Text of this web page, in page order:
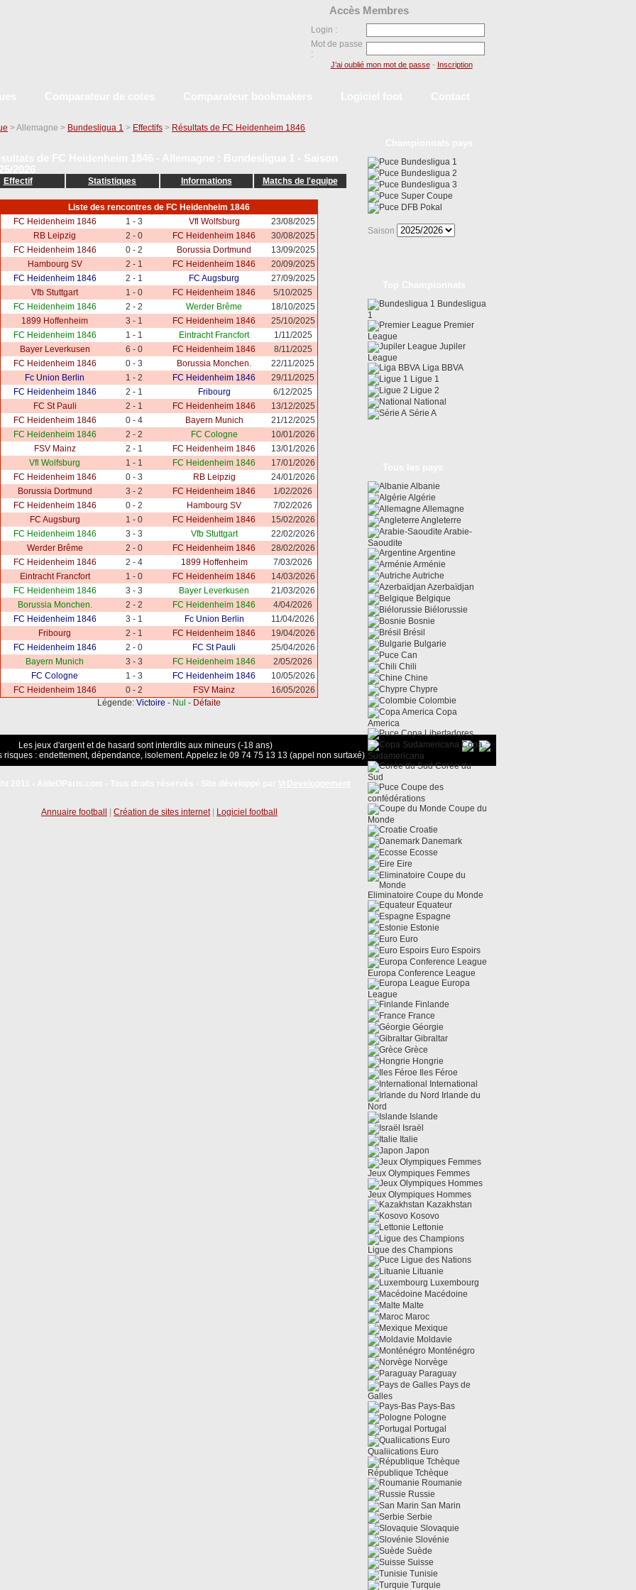
> Allemagne > Bundesligua 1 > Effectifs > Résultats de FC Heidenheim 1846
Effectif Statistiques Informations Matchs de l'equipe
Liste des rencontres de FC Heidenheim 1846
FC Heidenheim 1846
1 - 3 Vfl Wolfsburg
23/08/2025
RB Leipzig
2 - 0 FC Heidenheim 1846
30/08/2025
FC Heidenheim 1846
0 - 2 Borussia Dortmund
13/09/2025
Hambourg SV
2 - 1 FC Heidenheim 1846
20/09/2025
FC Heidenheim 1846
2 - 1 FC Augsburg
27/09/2025
Vfb Stuttgart
1 - 0 FC Heidenheim 1846
5/10/2025
FC Heidenheim 1846
2 - 2 Werder Brême
18/10/2025
1899 Hoffenheim
3 - 1 FC Heidenheim 1846
25/10/2025
FC Heidenheim 1846
1 - 1 Eintracht Francfort
1/11/2025
Bayer Leverkusen
6 - 0 FC Heidenheim 1846
8/11/2025
FC Heidenheim 1846
0 - 3 Borussia Monchen.
22/11/2025
Fc Union Berlin
1 - 2 FC Heidenheim 1846
29/11/2025
FC Heidenheim 1846
2 - 1 Fribourg
6/12/2025
FC St Pauli
2 - 1 FC Heidenheim 1846
13/12/2025
FC Heidenheim 1846
0 - 4 Bayern Munich
21/12/2025
FC Heidenheim 1846
2 - 2 FC Cologne
10/01/2026
FSV Mainz
2 - 1 FC Heidenheim 1846
13/01/2026
Vfl Wolfsburg
1 - 1 FC Heidenheim 1846
17/01/2026
FC Heidenheim 1846
0 - 3 RB Leipzig
24/01/2026
Borussia Dortmund
3 - 2 FC Heidenheim 1846
1/02/2026
FC Heidenheim 1846
0 - 2 Hambourg SV
7/02/2026
FC Augsburg
1 - 0 FC Heidenheim 1846
15/02/2026
FC Heidenheim 1846
3 - 3 Vfb Stuttgart
22/02/2026
Werder Brême
2 - 0 FC Heidenheim 1846
28/02/2026
FC Heidenheim 1846
2 - 4 1899 Hoffenheim
7/03/2026
Eintracht Francfort
1 - 0 FC Heidenheim 1846
14/03/2026
FC Heidenheim 1846
3 - 3 Bayer Leverkusen
21/03/2026
Borussia Monchen.
2 - 2 FC Heidenheim 1846
4/04/2026
FC Heidenheim 1846
3 - 1 Fc Union Berlin
11/04/2026
Fribourg
2 - 1 FC Heidenheim 1846
19/04/2026
FC Heidenheim 1846
2 - 0 FC St Pauli
25/04/2026
Bayern Munich
3 - 3 FC Heidenheim 1846
2/05/2026
FC Cologne
1 - 3 FC Heidenheim 1846
10/05/2026
FC Heidenheim 1846
0 - 2 FSV Mainz
16/05/2026
Légende: Victoire - Nul - Défaite
Bundesligua 1
Bundesligua 2
Bundesligua 3
Super Coupe
DFB Pokal
Saison
Bundesligua
1
Premier
League
Jupiler
League
Liga BBVA
Ligue 1
Ligue 2
National
Série A
Albanie
Algérie
Allemagne
Angleterre
Arabie-
Saoudite
Argentine
Arménie
Autriche
Azerbaïdjan
Belgique
Biélorussie
Bosnie
Brésil
Bulgarie
Can
Chili
Chine
Chypre
Colombie
Copa
America
Copa Libertadores
Copa
Sudamericana
Corée du
Sud
Coupe des
confédérations
Coupe du
Monde
Croatie
Danemark
Ecosse
Eire
Eliminatoire Coupe du Monde
Equateur
Espagne
Estonie
Euro
Euro Espoirs
Europa Conference League
Europa
League
Finlande
France
Géorgie
Gibraltar
Grèce
Hongrie
Iles Féroe
International
Irlande du
Nord
Islande
Israël
Italie
Japon
Jeux Olympiques Femmes
Jeux Olympiques Hommes
Kazakhstan
Kosovo
Lettonie
Ligue des Champions
Ligue des Nations
Lituanie
Luxembourg
Macédoine
Malte
Maroc
Mexique
Moldavie
Monténégro
Norvège
Paraguay
Pays de
Galles
Pays-Bas
Pologne
Portugal
Qualiications Euro
République Tchèque
Roumanie
Russie
San Marin
Serbie
Slovaquie
Slovénie
Suède
Suisse
Tunisie
Turquie
Les jeux d'argent et de hasard sont interdits aux mineurs (-18 ans)
risques : endettement, dépendance, isolement. Appelez le 09 74 75 13 13 (appel non surtaxé)
Annuaire football Création de sites internet| Logiciel football
Accès Membres
Login :
Mot de passe
:
J’ai oublié mon mot de passe- Inscription